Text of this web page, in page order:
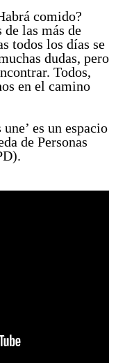
Operativo para
desaparecidas
para la
según solicitudes de
comido?
las más de
todos los días se
dudas, pero
Todos,
en el camino
es un espacio
de Personas